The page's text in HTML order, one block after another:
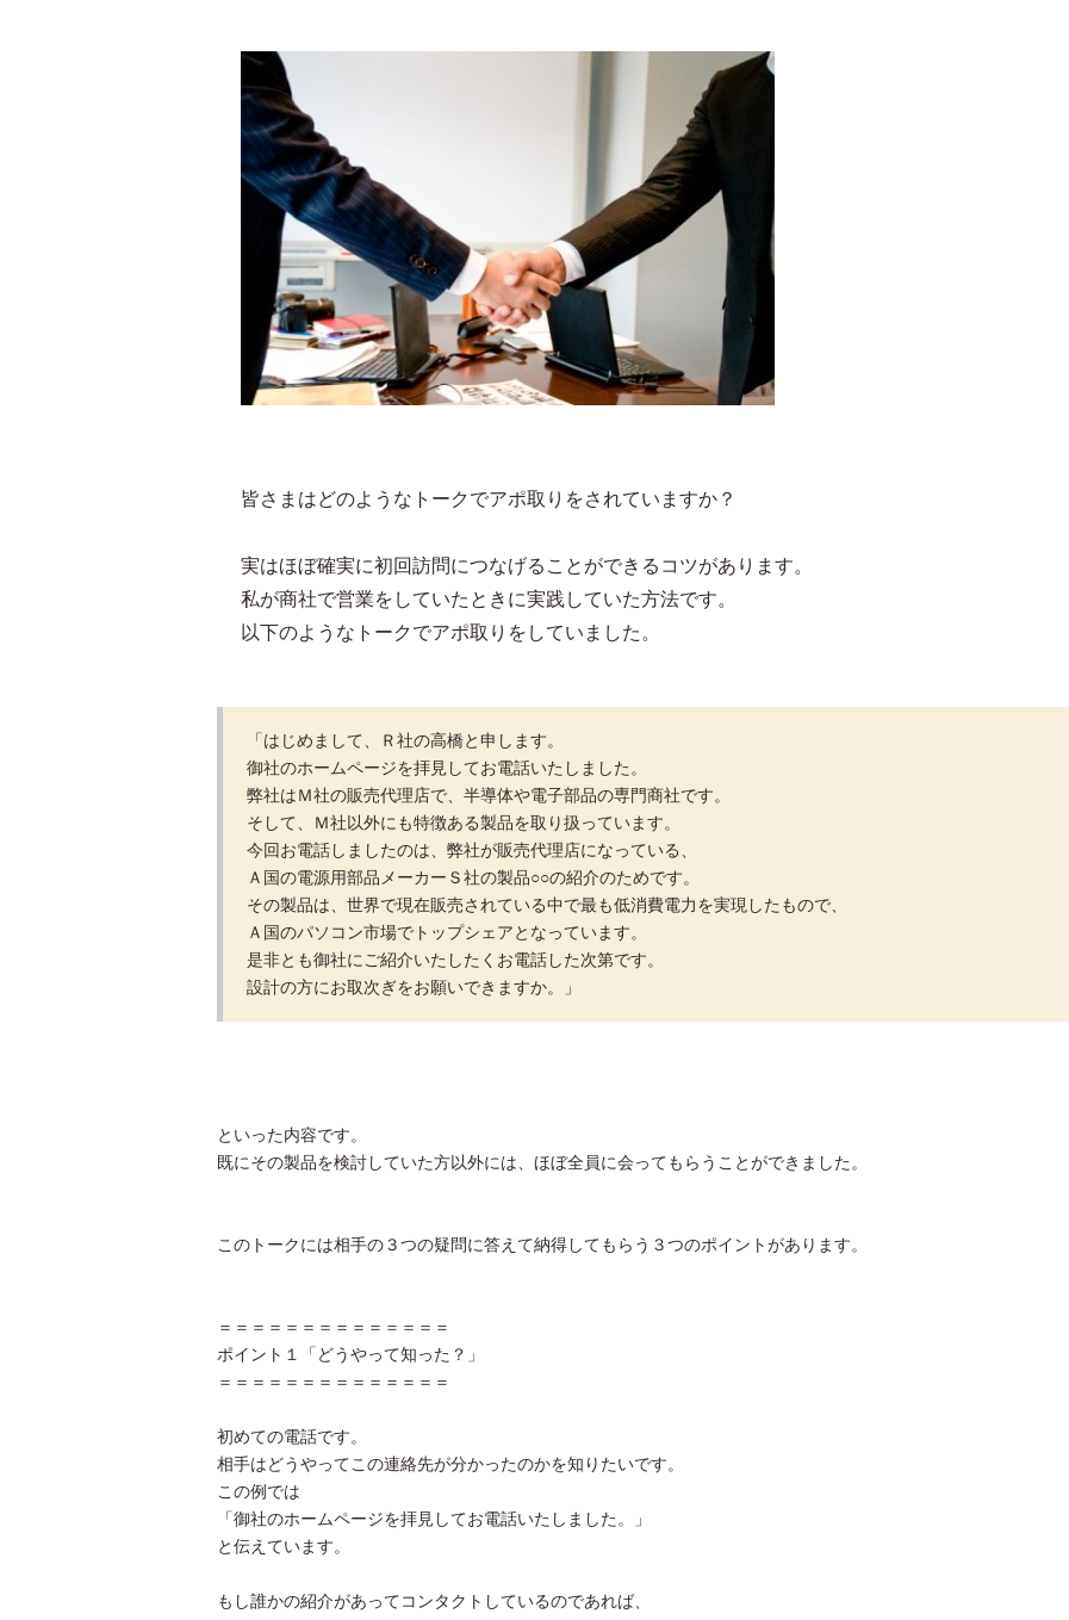
皆さまはどのようなトークでアポ取りをされていますか？
実はほぼ確実に初回訪問につなげることができるコツがあります。
私が商社で営業をしていたときに実践していた方法です。
以下のようなトークでアポ取りをしていました。
「はじめまして、Ｒ社の高橋と申します。
御社のホームページを拝見してお電話いたしました。
弊社はＭ社の販売代理店で、半導体や電子部品の専門商社です。
そして、Ｍ社以外にも特徴ある製品を取り扱っています。
今回お電話しましたのは、弊社が販売代理店になっている、
Ａ国の電源用部品メーカーＳ社の製品○○の紹介のためです。
その製品は、世界で現在販売されている中で最も低消費電力を実現したもので、
Ａ国のパソコン市場でトップシェアとなっています。
是非とも御社にご紹介いたしたくお電話した次第です。
設計の方にお取次ぎをお願いできますか。」
といった内容です。
既にその製品を検討していた方以外には、ほぼ全員に会ってもらうことができました。
このトークには相手の３つの疑問に答えて納得してもらう３つのポイントがあります。
＝＝＝＝＝＝＝＝＝＝＝＝＝＝
ポイント１「どうやって知った？」
＝＝＝＝＝＝＝＝＝＝＝＝＝＝
初めての電話です。
相手はどうやってこの連絡先が分かったのかを知りたいです。
この例では
「御社のホームページを拝見してお電話いたしました。」
と伝えています。
もし誰かの紹介があってコンタクトしているのであれば、